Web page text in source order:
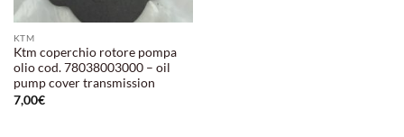
KTM
Ktm coperchio rotore pompa
olio cod. 78038003000 – oil
pump cover transmission
7,00€